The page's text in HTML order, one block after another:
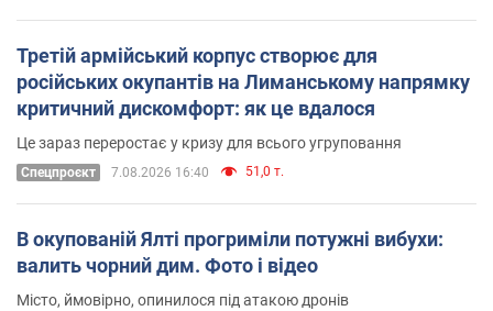
Третій армійський корпус створює для
російських окупантів на Лиманському напрямку
критичний дискомфорт: як це вдалося
Це зараз переростає у кризу для всього угруповання
Cпецпроєкт 7.08.2026 16:40 51,0 т.
В окупованій Ялті прогриміли потужні вибухи:
валить чорний дим. Фото і відео
Місто, ймовірно, опинилося під атакою дронів